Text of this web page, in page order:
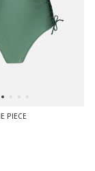
PIECE